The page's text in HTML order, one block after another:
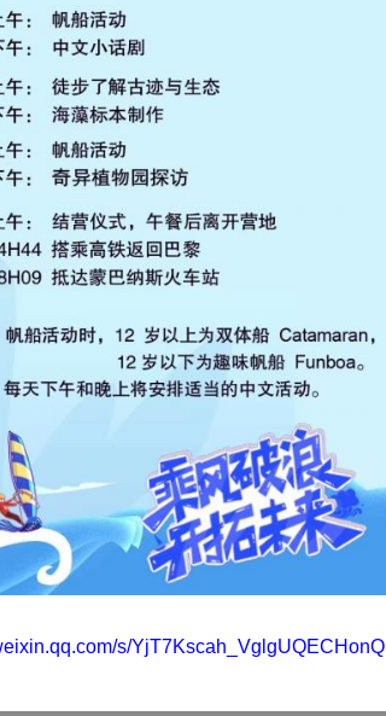
s/YjT7Kscah_VglgUQECHonQ